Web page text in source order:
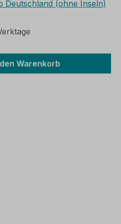
Deutschland (ohne Inseln)
Wert
Warenkorb